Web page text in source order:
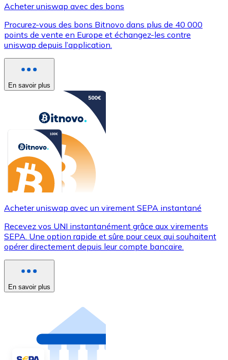
Acheter uniswap avec des bons
Procurez-vous des bons Bitnovo dans plus de 40 000
points de vente en Europe et échangez-les contre
uniswap depuis l’application.
En savoir plus
Acheter uniswap avec un virement SEPA instantané
Recevez vos UNI instantanément grâce aux virements
SEPA. Une option rapide et sûre pour ceux qui souhaitent
opérer directement depuis leur compte bancaire.
En savoir plus